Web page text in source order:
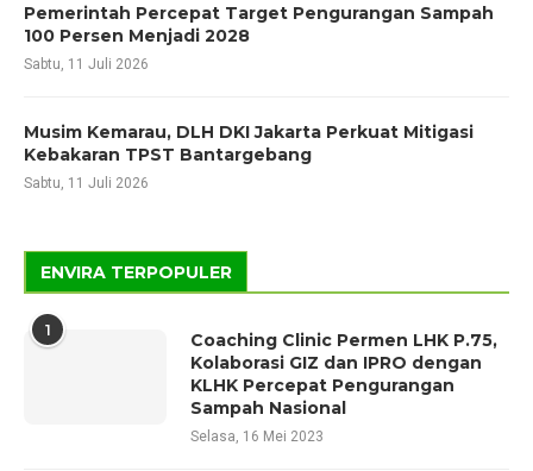
Pemerintah Percepat Target Pengurangan Sampah
100 Persen Menjadi 2028
Sabtu, 11 Juli 2026
Musim Kemarau, DLH DKI Jakarta Perkuat Mitigasi
Kebakaran TPST Bantargebang
Sabtu, 11 Juli 2026
ENVIRA TERPOPULER
1
Coaching Clinic Permen LHK P.75,
Kolaborasi GIZ dan IPRO dengan
KLHK Percepat Pengurangan
Sampah Nasional
Selasa, 16 Mei 2023